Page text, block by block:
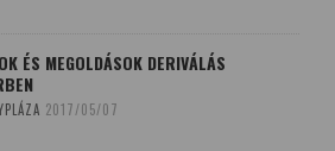
ÉS MEGOLDÁSOK DERIVÁLÁS
2017/05/07